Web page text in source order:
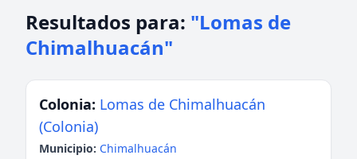
Resultados para: "Lomas de
Chimalhuacán"
Colonia: Lomas de Chimalhuacán
(Colonia)
Municipio: Chimalhuacán